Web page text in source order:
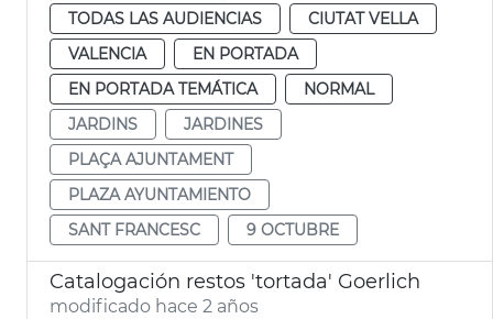
TODAS LAS AUDIENCIAS
CIUTAT VELLA
VALENCIA
EN PORTADA
EN PORTADA TEMÁTICA
NORMAL
JARDINS
JARDINES
PLAÇA AJUNTAMENT
PLAZA AYUNTAMIENTO
SANT FRANCESC
9 OCTUBRE
Catalogación restos 'tortada' Goerlich
modificado hace 2 años